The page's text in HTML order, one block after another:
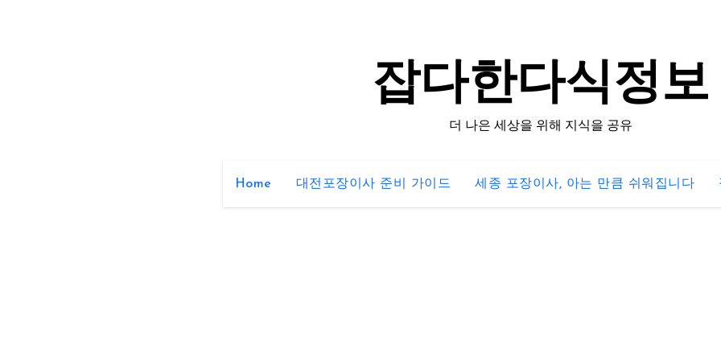
잡다한다식정보
더 나은 세상을 위해 지식을 공유
Home 대전포장이사 준비 가이드 세종 포장이사, 아는 만큼 쉬워집니다